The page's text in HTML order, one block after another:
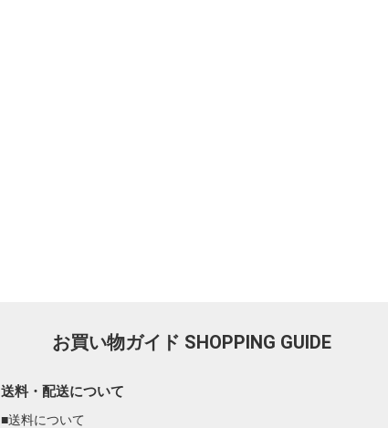
お買い物ガイド SHOPPING GUIDE
送料・配送について
■送料について